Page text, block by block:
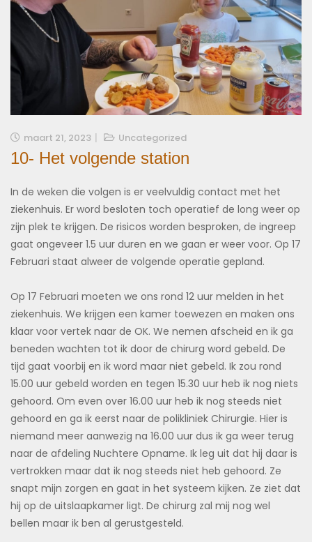
maart 21, 2023 Uncategorized
10- Het volgende station
In de weken die volgen is er veelvuldig contact met het
ziekenhuis. Er word besloten toch operatief de long weer op
zijn plek te krijgen. De risicos worden besproken, de ingreep
gaat ongeveer 1.5 uur duren en we gaan er weer voor. Op 17
Februari staat alweer de volgende operatie gepland.
Op 17 Februari moeten we ons rond 12 uur melden in het
ziekenhuis. We krijgen een kamer toewezen en maken ons
klaar voor vertek naar de OK. We nemen afscheid en ik ga
beneden wachten tot ik door de chirurg word gebeld. De
tijd gaat voorbij en ik word maar niet gebeld. Ik zou rond
15.00 uur gebeld worden en tegen 15.30 uur heb ik nog niets
gehoord. Om even over 16.00 uur heb ik nog steeds niet
gehoord en ga ik eerst naar de polikliniek Chirurgie. Hier is
niemand meer aanwezig na 16.00 uur dus ik ga weer terug
naar de afdeling Nuchtere Opname. Ik leg uit dat hij daar is
vertrokken maar dat ik nog steeds niet heb gehoord. Ze
snapt mijn zorgen en gaat in het systeem kijken. Ze ziet dat
hij op de uitslaapkamer ligt. De chirurg zal mij nog wel
bellen maar ik ben al gerustgesteld.